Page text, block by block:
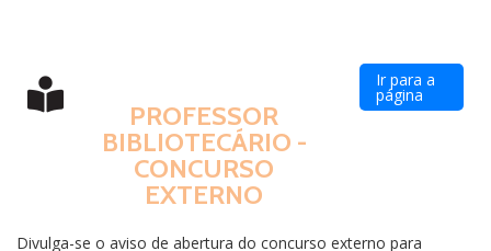
PROFESSOR
BIBLIOTECÁRIO -
CONCURSO
EXTERNO
Ir para a
página
Divulga-se o aviso de abertura do concurso externo para